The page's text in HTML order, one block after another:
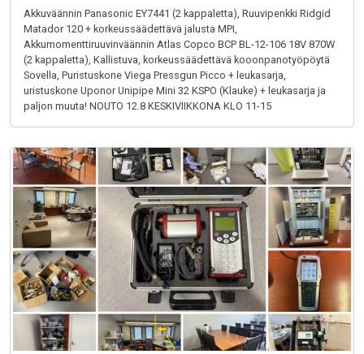
Akkuväännin Panasonic EY7441 (2 kappaletta), Ruuvipenkki Ridgid
Matador 120 + korkeussäädettävä jalusta MPI,
Akkumomenttiruuvinväännin Atlas Copco BCP BL-12-106 18V 870W
(2 kappaletta), Kallistuva, korkeussäädettävä kooonpanotyöpöytä
Sovella, Puristuskone Viega Pressgun Picco + leukasarja,
uristuskone Uponor Unipipe Mini 32 KSPO (Klauke) + leukasarja ja
paljon muuta! NOUTO 12.8 KESKIVIIKKONA KLO 11-15